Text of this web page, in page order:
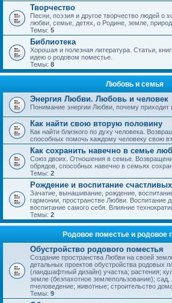
Творчество
Песни, поэзия и другое творчество людей о
любви, семье, детях, о Родине, земле,
Темы: 5
Библиотека
Хорошая и полезная литература. Статьи,
идею о родовом поместье.
Темы: 8
Любовь и семья
Энергия Любви. Любовь и человек
Понимание энергии Любви, почему приходит
Как найти свою вторую половину
Как найти близкого по духу человека.
способных помочь каждому человеку свою
Как сохранить навечно в семье
Союз двоих. Отношения в семье.
обрядов, способных навечно в семьях
Темы: 2
Рождение и воспитание
Зачатие, вынашивание, рождение,
гармонии, пространстве Любви. Воспитание
воспитание самого себя. Влияние
Темы: 2
Родовое поместье и родовое
Обустройство родового поместья
Создание пространства Любви на своей
детальных проектов обустройства родовых
(ландшафтный дизайн) участка; растения;
земле (безпахотное землепользование); сад,
пчеловедение; животные; строительство
Темы: 9